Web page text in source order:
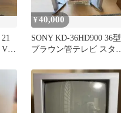
¥40,000
SONY KD-36HD900 36型
ブラウン管テレビ スタン